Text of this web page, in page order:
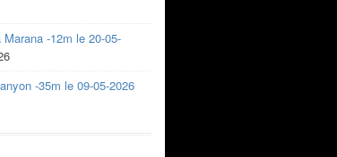
-12m le 20-05-
-35m le 09-05-2026